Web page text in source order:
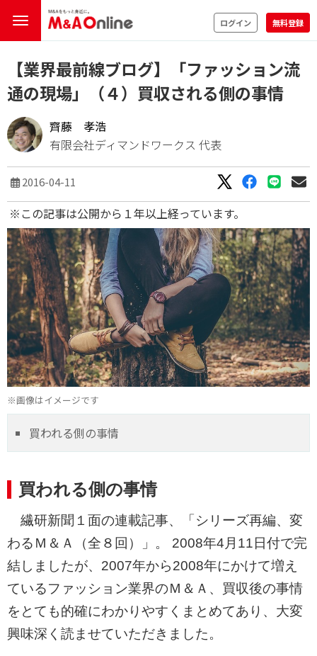
ログイン 無料登録
【業界最前線ブログ】「ファッション流
通の現場」（４）買収される側の事情
齊藤 孝浩
有限会社ディマンドワークス 代表
2016-04-11
※この記事は公開から１年以上経っています。
※画像はイメージです
買われる側の事情
買われる側の事情
繊研新聞１面の連載記事、「シリーズ再編、変
わるＭ＆Ａ（全８回）」。 2008年4月11日付で完
結しましたが、2007年から2008年にかけて増え
ているファッション業界のＭ＆Ａ、買収後の事情
をとても的確にわかりやすくまとめてあり、大変
興味深く読ませていただきました。